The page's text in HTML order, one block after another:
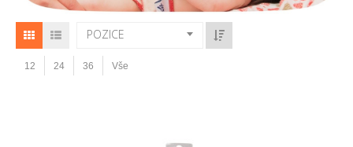
POZICE
12 24 36 Vše